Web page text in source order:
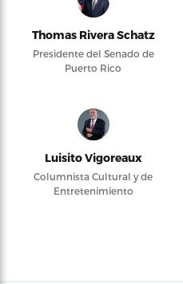
Thomas Rivera Schatz
Presidente del Senado de
Puerto Rico
Luisito Vigoreaux
Columnista Cultural y de
Entretenimiento